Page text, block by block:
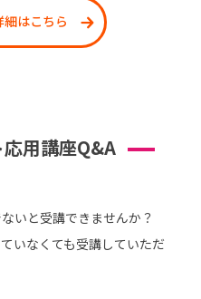
はこちら
用講座Q&A
いと受講できませんか？
いなくても受講していただ